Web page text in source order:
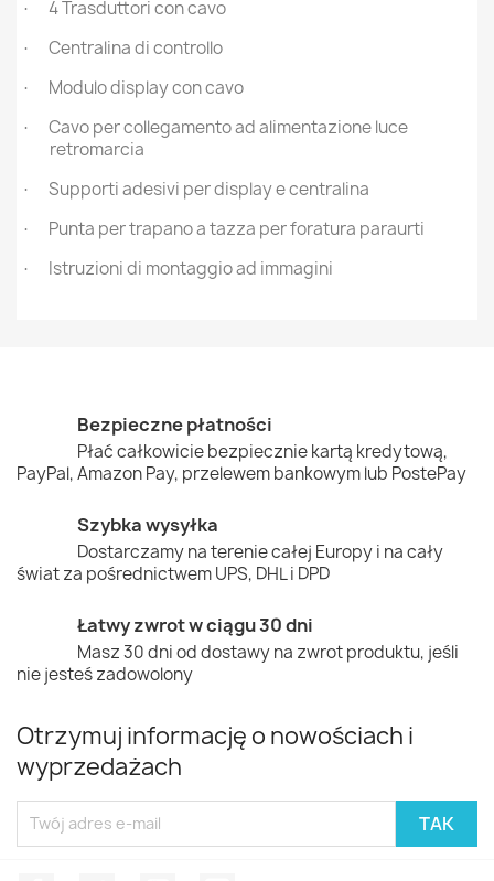
· 4 Trasduttori con cavo
· Centralina di controllo
· Modulo display con cavo
·
Cavo per collegamento ad alimentazione luce
retromarcia
· Supporti adesivi per display e centralina
· Punta per trapano a tazza per foratura paraurti
· Istruzioni di montaggio ad immagini
Bezpieczne płatności
Płać całkowicie bezpiecznie kartą kredytową,
PayPal, Amazon Pay, przelewem bankowym lub PostePay
Szybka wysyłka
Dostarczamy na terenie całej Europy i na cały
świat za pośrednictwem UPS, DHL i DPD
Łatwy zwrot w ciągu 30 dni
Masz 30 dni od dostawy na zwrot produktu, jeśli
nie jesteś zadowolony
Otrzymuj informację o nowościach i
wyprzedażach